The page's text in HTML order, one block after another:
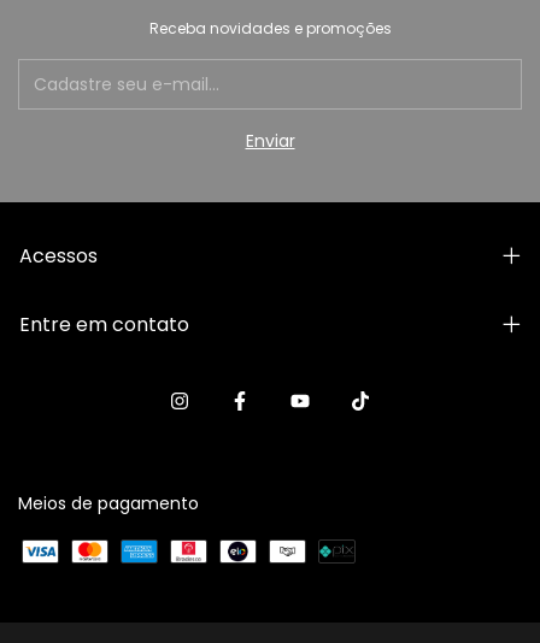
Receba novidades e promoções
Acessos
Entre em contato
Meios de pagamento